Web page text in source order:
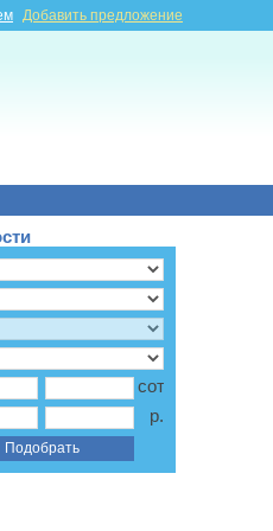
Добавить предложение
соток
р.